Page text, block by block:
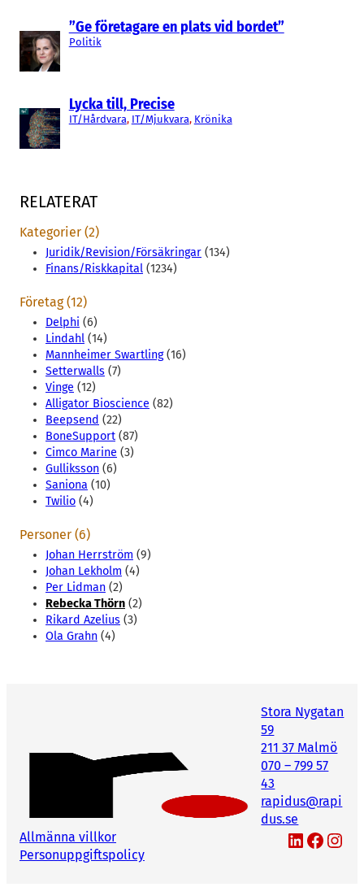
”Ge företagare en plats vid bordet”
Politik
Lycka till, Precise
IT/Hårdvara, IT/Mjukvara, Krönika
RELATERAT
Kategorier (2)
Juridik/Revision/Försäkringar (134)
Finans/Riskkapital (1234)
Företag (12)
Delphi (6)
Lindahl (14)
Mannheimer Swartling(16)
Setterwalls (7)
Vinge (12)
Alligator Bioscience (82)
Beepsend (22)
BoneSupport (87)
Cimco Marine (3)
Gulliksson (6)
Saniona (10)
Twilio (4)
Personer (6)
Johan Herrström (9)
Johan Lekholm (4)
Per Lidman (2)
Rebecka Thörn (2)
Rikard Azelius (3)
Ola Grahn (4)
Stora Nygatan
59
211 37 Malmö
070 – 799 57
43
rapidus@rapi
dus.se
Allmänna villkor
Personuppgiftspolicy
LinkedIn Facebook Instagram